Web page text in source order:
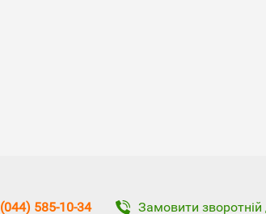
(044) 585-10-34 Замовити зворотній